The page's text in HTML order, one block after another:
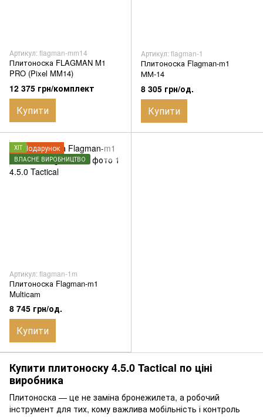
Купити плитоноску 4.5.0 Tactical по ціні
виробника
Плитоноска — це не заміна бронежилета, а робочий
інструмент для тих, кому важлива мобільність і контроль
Артикул: flagman-mm14
Плитоноска FLAGMAN M1
PRO (Pixel MM14)
12 375 грн/комплект
Купити
Артикул: flagman-1
Плитоноска Flagman-m1
ММ-14
8 305 грн/од.
Купити
Подарунок
ХІТ
ВЛАСНЕ ВИРОБНИЦТВО
Артикул: flagman-1m
Плитоноска Flagman-m1
Multicam
8 745 грн/од.
Купити